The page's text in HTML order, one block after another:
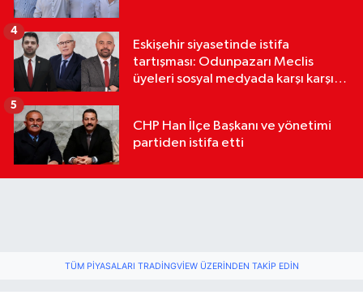
Eskişehir siyasetinde istifa
tartışması: Odunpazarı Meclis
üyeleri sosyal medyada karşı karşıya
4
CHP Han İlçe Başkanı ve yönetimi
partiden istifa etti
5
TÜM PIYASALARI TRADINGVIEW ÜZERINDEN TAKIP EDIN